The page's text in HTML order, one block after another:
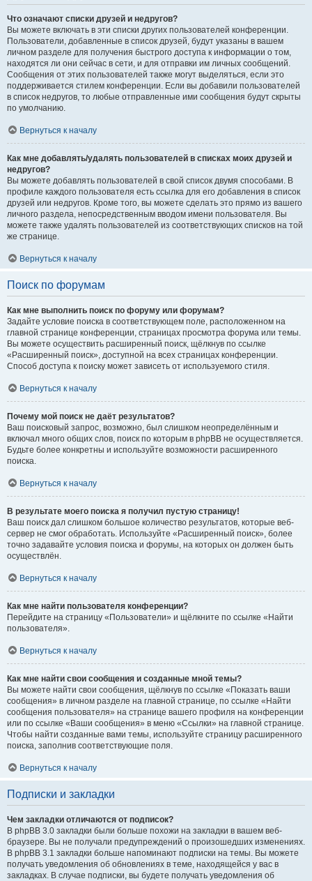
Что означают списки друзей и недругов?
Вы можете включать в эти списки других пользователей конференции.
Пользователи, добавленные в список друзей, будут указаны в вашем
личном разделе для получения быстрого доступа к информации о том,
находятся ли они сейчас в сети, и для отправки им личных сообщений.
Сообщения от этих пользователей также могут выделяться, если это
поддерживается стилем конференции. Если вы добавили пользователей
в список недругов, то любые отправленные ими сообщения будут скрыты
по умолчанию.
Вернуться к началу
Как мне добавлять/удалять пользователей в списках моих друзей и
недругов?
Вы можете добавлять пользователей в свой список двумя способами. В
профиле каждого пользователя есть ссылка для его добавления в список
друзей или недругов. Кроме того, вы можете сделать это прямо из вашего
личного раздела, непосредственным вводом имени пользователя. Вы
можете также удалять пользователей из соответствующих списков на той
же странице.
Вернуться к началу
Поиск по форумам
Как мне выполнить поиск по форуму или форумам?
Задайте условие поиска в соответствующем поле, расположенном на
главной странице конференции, страницах просмотра форума или темы.
Вы можете осуществить расширенный поиск, щёлкнув по ссылке
«Расширенный поиск», доступной на всех страницах конференции.
Способ доступа к поиску может зависеть от используемого стиля.
Вернуться к началу
Почему мой поиск не даёт результатов?
Ваш поисковый запрос, возможно, был слишком неопределённым и
включал много общих слов, поиск по которым в phpBB не осуществляется.
Будьте более конкретны и используйте возможности расширенного
поиска.
Вернуться к началу
В результате моего поиска я получил пустую страницу!
Ваш поиск дал слишком большое количество результатов, которые веб-
сервер не смог обработать. Используйте «Расширенный поиск», более
точно задавайте условия поиска и форумы, на которых он должен быть
осуществлён.
Вернуться к началу
Как мне найти пользователя конференции?
Перейдите на страницу «Пользователи» и щёлкните по ссылке «Найти
пользователя».
Вернуться к началу
Как мне найти свои сообщения и созданные мной темы?
Вы можете найти свои сообщения, щёлкнув по ссылке «Показать ваши
сообщения» в личном разделе на главной странице, по ссылке «Найти
сообщения пользователя» на странице вашего профиля на конференции
или по ссылке «Ваши сообщения» в меню «Ссылки» на главной странице.
Чтобы найти созданные вами темы, используйте страницу расширенного
поиска, заполнив соответствующие поля.
Вернуться к началу
Подписки и закладки
Чем закладки отличаются от подписок?
В phpBB 3.0 закладки были больше похожи на закладки в вашем веб-
браузере. Вы не получали предупреждений о произошедших изменениях.
В phpBB 3.1 закладки больше напоминают подписки на темы. Вы можете
получать уведомления об обновлениях в теме, находящейся у вас в
закладках. В случае подписки, вы будете получать уведомления об